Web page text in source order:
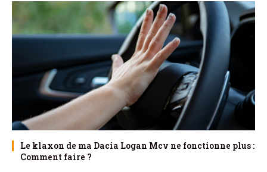
Le klaxon de ma Dacia Logan Mcv ne fonctionne plus :
Comment faire ?